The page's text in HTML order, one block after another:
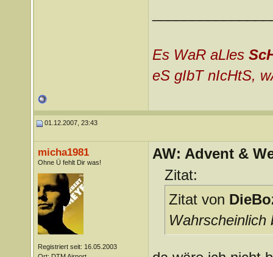
Es WaR aLles
eS gIbT nIcHtS,
01.12.2007, 23:43
micha1981
Ohne Ü fehlt Dir was!
Registriert seit: 16.05.2003
AW: Advent &
Zitat:
Zitat von